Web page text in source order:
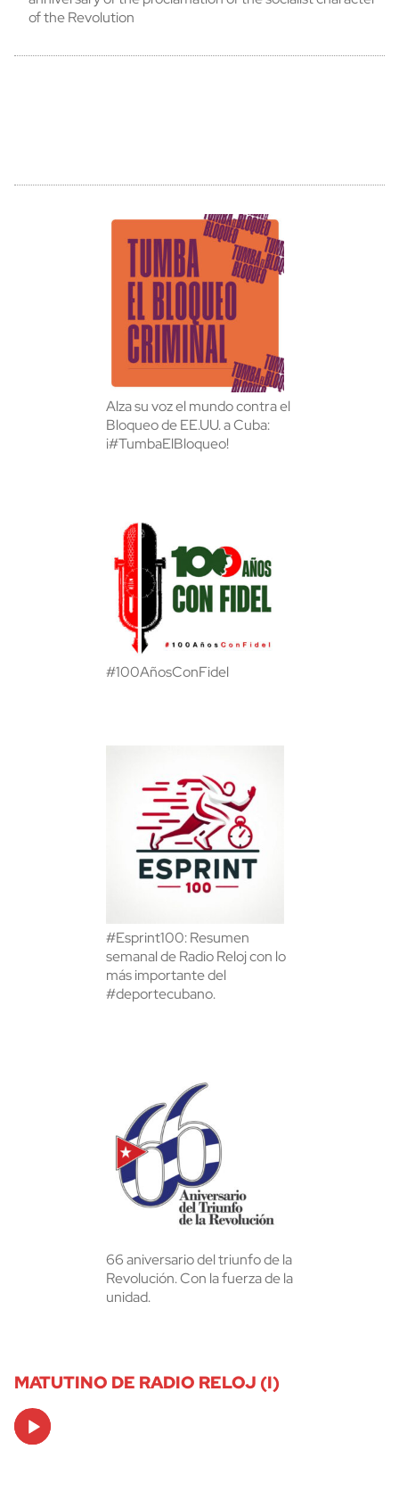
of the Revolution
Alza su voz el mundo contra el
Bloqueo de EE.UU. a Cuba:
¡#TumbaElBloqueo!
#100AñosConFidel
#Esprint100: Resumen
semanal de Radio Reloj con lo
más importante del
#deportecubano.
66 aniversario del triunfo de la
Revolución. Con la fuerza de la
unidad.
MATUTINO DE RADIO RELOJ (I)
Audio
Player